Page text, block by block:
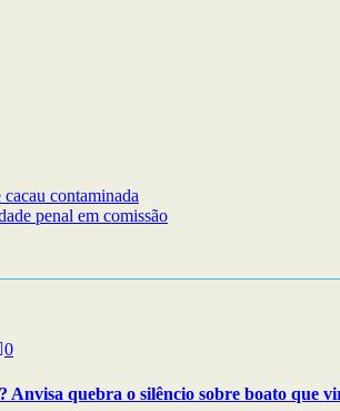
contaminada
penal em comissão
0
Anvisa quebra o silêncio sobre boato que